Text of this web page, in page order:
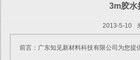
3m胶水
2013-5-10
前言：广东知见新材料科技有限公司为您